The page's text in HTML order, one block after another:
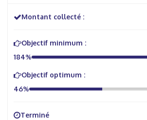
Montant collecté :
Objectif minimum :
184%
Objectif optimum :
46%
Terminé